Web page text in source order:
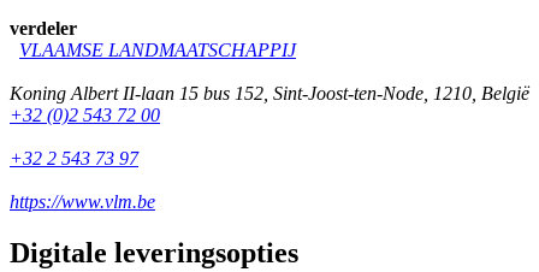
verdeler
VLAAMSE LANDMAATSCHAPPIJ
Koning Albert II-laan 15 bus 152 Sint-Joost-ten-Node 1210 België
+32 (0)2 543 72 00
+32 2 543 73 97
https://www.vlm.be
Digitale leveringsopties